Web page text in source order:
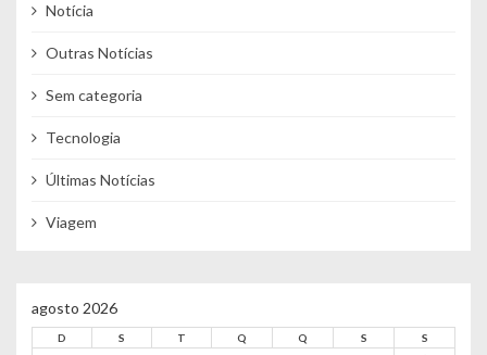
Notícia
Outras Notícias
Sem categoria
Tecnologia
Últimas Notícias
Viagem
agosto 2026
D S T Q Q S S